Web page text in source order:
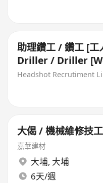
助理鑽工 / 鑽工 [工人]
Driller / Driller
Headshot Recrutiment
大偈 / 機械維修技
嘉華建材
大埔, 大埔
6天/週